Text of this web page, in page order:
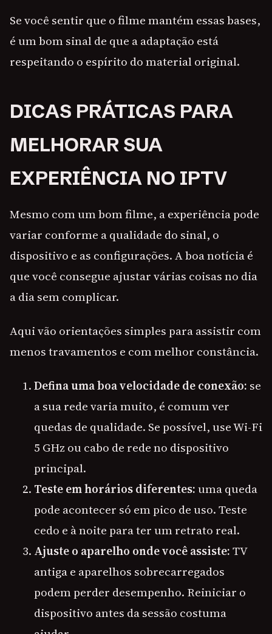
Se você sentir que o filme mantém essas bases,
é um bom sinal de que a adaptação está
respeitando o espírito do material original.
DICAS PRÁTICAS PARA
MELHORAR SUA
EXPERIÊNCIA NO IPTV
Mesmo com um bom filme, a experiência pode
variar conforme a qualidade do sinal, o
dispositivo e as configurações. A boa notícia é
que você consegue ajustar várias coisas no dia
a dia sem complicar.
Aqui vão orientações simples para assistir com
menos travamentos e com melhor constância.
Defina uma boa velocidade de conexão: se
a sua rede varia muito, é comum ver
quedas de qualidade. Se possível, use Wi-Fi
5 GHz ou cabo de rede no dispositivo
principal.
Teste em horários diferentes:uma queda
pode acontecer só em pico de uso. Teste
cedo e à noite para ter um retrato real.
Ajuste o aparelho onde você assiste:TV
antiga e aparelhos sobrecarregados
podem perder desempenho. Reiniciar o
dispositivo antes da sessão costuma